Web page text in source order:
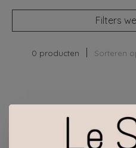
Filters
0 producten Sorteren
Geen